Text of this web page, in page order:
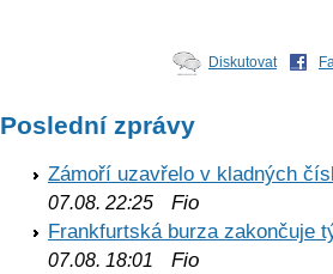
Diskutovat
Poslední zprávy
Zámoří uzavřelo v kladných
07.08. 22:25 Fio
Frankfurtská burza zakončuje
07.08. 18:01
Fio